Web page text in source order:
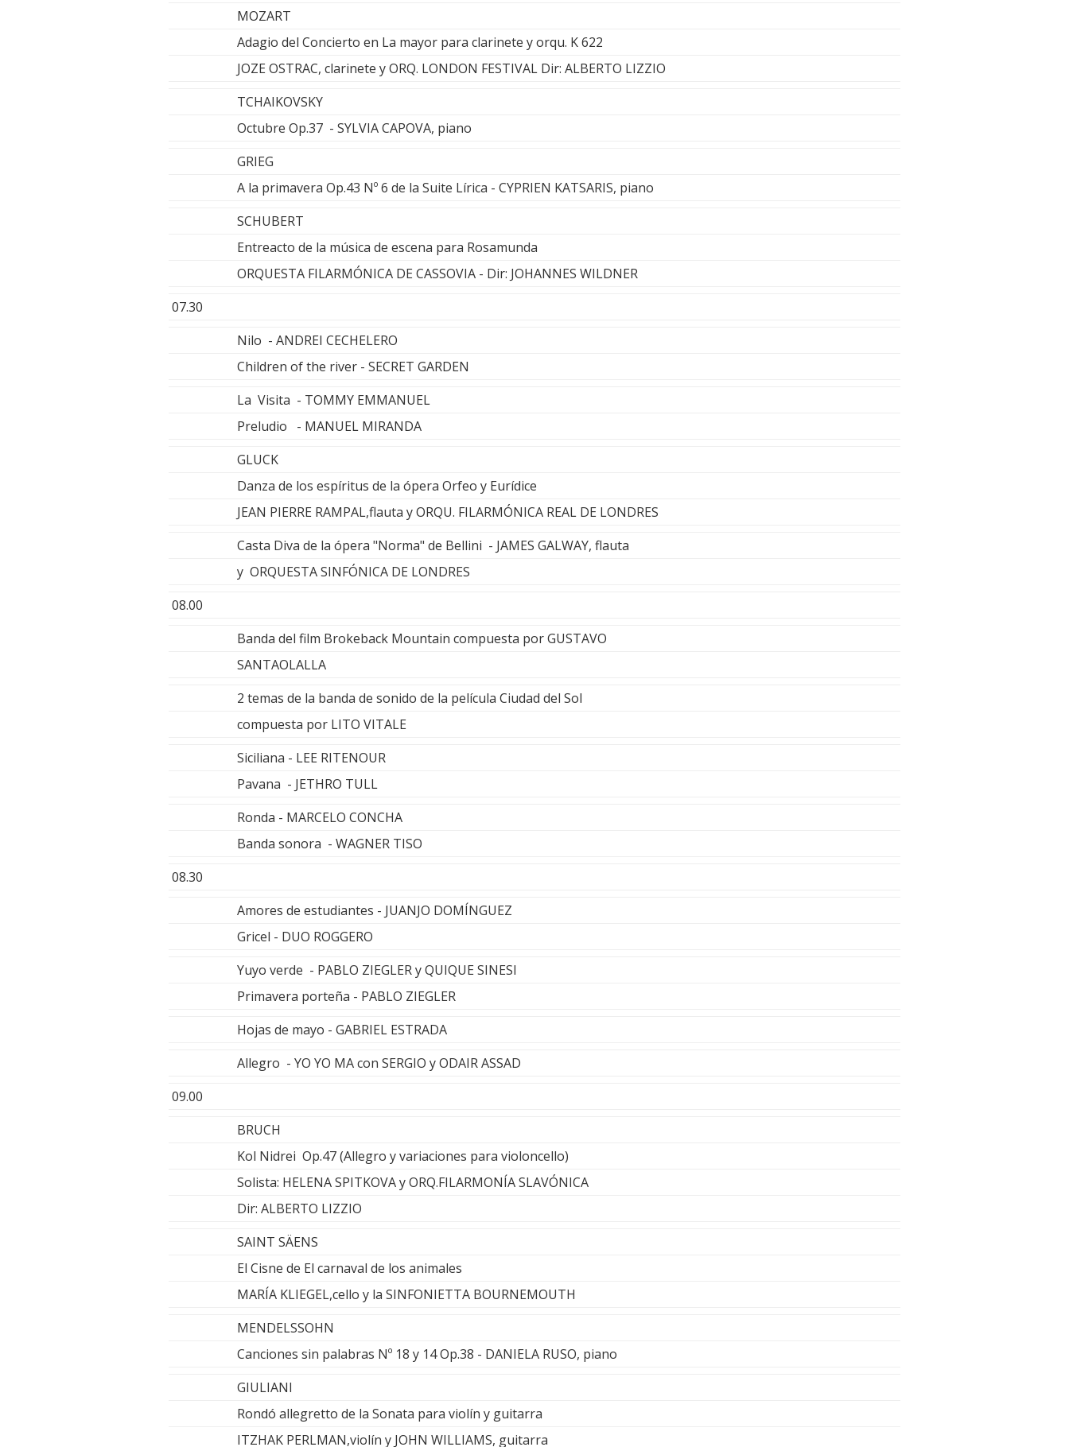
MOZART
Adagio del Concierto en La mayor para clarinete y orqu. K 622
JOZE OSTRAC, clarinete y ORQ. LONDON FESTIVAL Dir: ALBERTO LIZZIO
TCHAIKOVSKY
Octubre Op.37 - SYLVIA CAPOVA, piano
GRIEG
A la primavera Op.43 Nº 6 de la Suite Lírica - CYPRIEN KATSARIS, piano
SCHUBERT
Entreacto de la música de escena para Rosamunda
ORQUESTA FILARMÓNICA DE CASSOVIA - Dir: JOHANNES WILDNER
07.30
Nilo - ANDREI CECHELERO
Children of the river - SECRET GARDEN
La Visita - TOMMY EMMANUEL
Preludio - MANUEL MIRANDA
GLUCK
Danza de los espíritus de la ópera Orfeo y Eurídice
JEAN PIERRE RAMPAL,flauta y ORQU. FILARMÓNICA REAL DE LONDRES
Casta Diva de la ópera "Norma" de Bellini - JAMES GALWAY, flauta
y ORQUESTA SINFÓNICA DE LONDRES
08.00
Banda del film Brokeback Mountain compuesta por GUSTAVO
SANTAOLALLA
2 temas de la banda de sonido de la película Ciudad del Sol
compuesta por LITO VITALE
Siciliana - LEE RITENOUR
Pavana - JETHRO TULL
Ronda - MARCELO CONCHA
Banda sonora - WAGNER TISO
08.30
Amores de estudiantes - JUANJO DOMÍNGUEZ
Gricel - DUO ROGGERO
Yuyo verde - PABLO ZIEGLER y QUIQUE SINESI
Primavera porteña - PABLO ZIEGLER
Hojas de mayo - GABRIEL ESTRADA
Allegro - YO YO MA con SERGIO y ODAIR ASSAD
09.00
BRUCH
Kol Nidrei Op.47 (Allegro y variaciones para violoncello)
Solista: HELENA SPITKOVA y ORQ.FILARMONÍA SLAVÓNICA
Dir: ALBERTO LIZZIO
SAINT SÄENS
El Cisne de El carnaval de los animales
MARÍA KLIEGEL,cello y la SINFONIETTA BOURNEMOUTH
MENDELSSOHN
Canciones sin palabras Nº 18 y 14 Op.38 - DANIELA RUSO, piano
GIULIANI
Rondó allegretto de la Sonata para violín y guitarra
ITZHAK PERLMAN,violín y JOHN WILLIAMS, guitarra